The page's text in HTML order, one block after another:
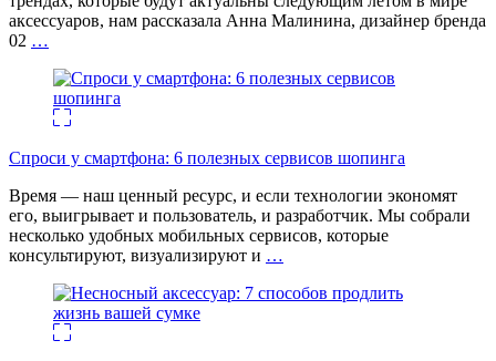
аксессуаров, нам рассказала Анна Малинина, дизайнер бренда
02 …
Спроси у смартфона: 6 полезных cервисов шопинга
Время — наш ценный ресурс, и если технологии экономят
его, выигрывает и пользователь, и разработчик. Мы собрали
несколько удобных мобильных сервисов, которые
консультируют, визуализируют и …